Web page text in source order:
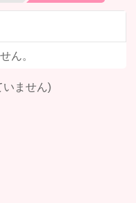
ん。
いません)